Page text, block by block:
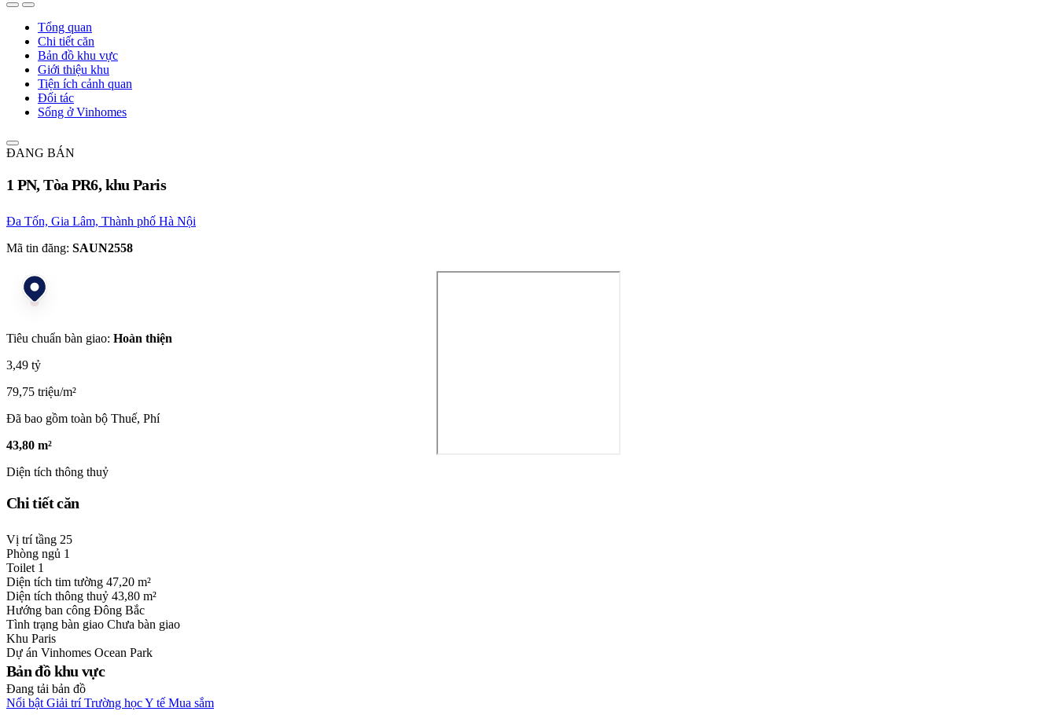
Tổng quan
Chi tiết căn
Bản đồ khu vực
Giới thiệu khu
Tiện ích cảnh quan
Đối tác
Sống ở Vinhomes
ĐANG BÁN
1 PN, Tòa PR6, khu Paris
Đa Tốn, Gia Lâm, Thành phố Hà Nội
Mã tin đăng: SAUN2558
Tiêu chuẩn bàn giao: Hoàn thiện
3,49 tỷ
79,75 triệu/m²
Đã bao gồm toàn bộ Thuế, Phí
43,80 m²
Diện tích thông thuỷ
Chi tiết căn
Vị trí tầng 25
Phòng ngủ 1
Toilet 1
Diện tích tim tường 47,20 m²
Diện tích thông thuỷ 43,80 m²
Hướng ban công Đông Bắc
Tình trạng bàn giao Chưa bàn giao
Khu Paris
Dự án Vinhomes Ocean Park
Bản đồ khu vực
Đang tải bản đồ
Nổi bật Giải trí Trường họcY tế Mua sắm